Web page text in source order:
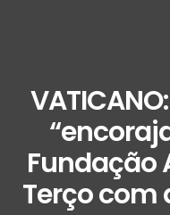
Fundação
Terço com